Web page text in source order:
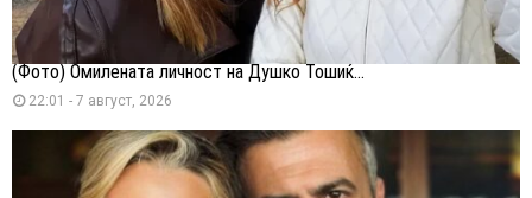
(Фото) Омилената личност на Душко Тошиќ...
22:01 - 7 август, 2026